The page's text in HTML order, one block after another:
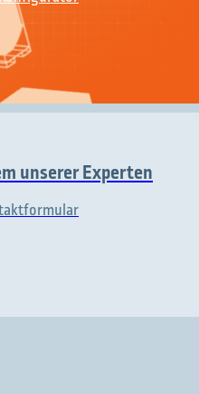
unserer Experten